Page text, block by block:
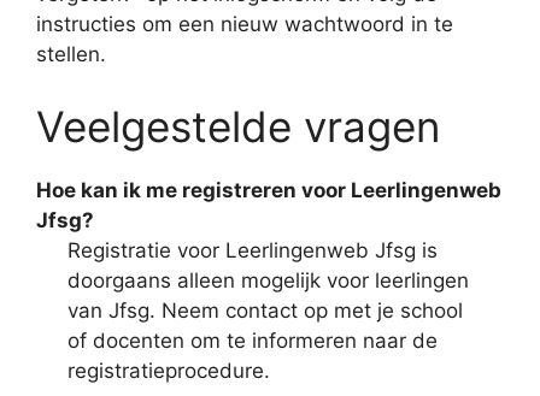
instructies om een nieuw wachtwoord in te
stellen.
Veelgestelde vragen
Hoe kan ik me registreren voor Leerlingenweb
Jfsg?
Registratie voor Leerlingenweb Jfsg is
doorgaans alleen mogelijk voor leerlingen
van Jfsg. Neem contact op met je school
of docenten om te informeren naar de
registratieprocedure.